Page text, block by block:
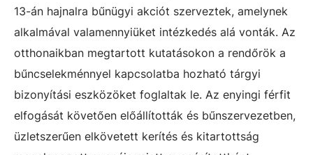
13-án hajnalra bűnügyi akciót szerveztek, amelynek
alkalmával valamennyiüket intézkedés alá vonták. Az
otthonaikban megtartott kutatásokon a rendőrök a
bűncselekménnyel kapcsolatba hozható tárgyi
bizonyítási eszközöket foglaltak le. Az enyingi férfit
elfogását követően előállították és bűnszervezetben,
üzletszerűen elkövetett kerítés és kitartottság